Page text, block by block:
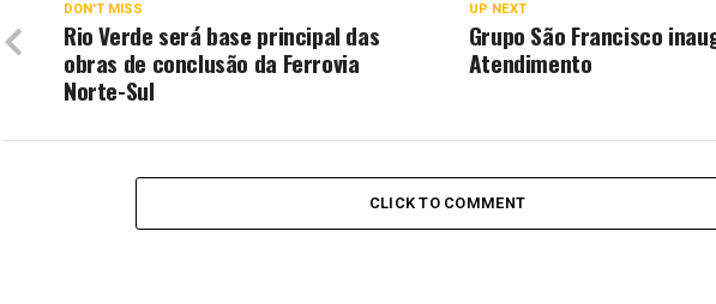
UP NEXT
Grupo São Francisco
Atendimento
DON'T MISS
Rio Verde será base principal das
obras de conclusão da Ferrovia
Norte-Sul
CLICK TO COMMENT